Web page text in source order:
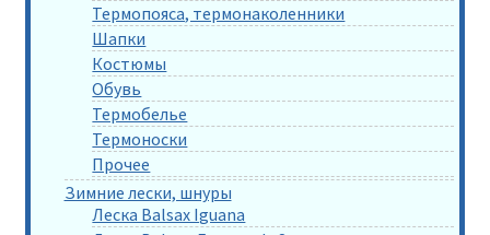
Термопояса, термонаколенники
Шапки
Костюмы
Обувь
Термобелье
Термоноски
Прочее
Зимние лески, шнуры
Леска Balsax Iguana